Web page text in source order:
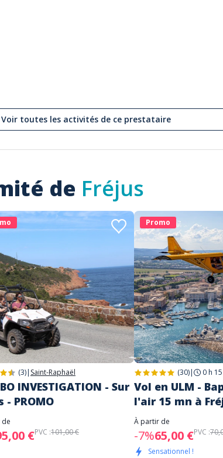
Voir toutes les activités de ce prestataire
de Fréjus
(3)| Saint-Raphaël
INVESTIGATION - Sur
- PROMO
€PVC :101,00 €
Promo
(30)| 0 h 15
Vol en ULM -
l'air 15 mn à
À partir de
-7%65,00 €PVC :
Sensationnel !